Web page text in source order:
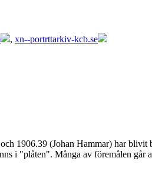
, xn--portrttarkiv-kcb.se
1906.39 (Johan Hammar) har
i "plåten". Många av föremålen går